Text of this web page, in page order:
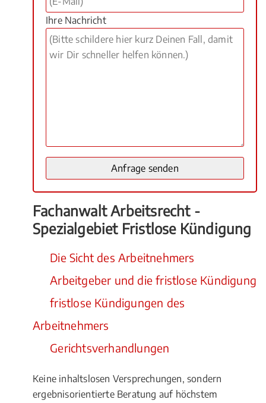
Ihre Nachricht
Fachanwalt Arbeitsrecht -
Spezialgebiet Fristlose Kündigung
Die Sicht des Arbeitnehmers
Arbeitgeber und die fristlose Kündigung
fristlose Kündigungen des
Arbeitnehmers
Gerichtsverhandlungen
Keine inhaltslosen Versprechungen, sondern
ergebnisorientierte Beratung auf höchstem